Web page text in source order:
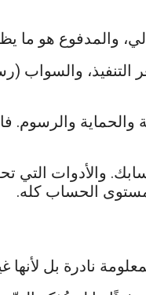
والمدفوع هو
والسواب
والرسوم.
والأدوات التي
الحساب كله.
نادرة بل لأنها